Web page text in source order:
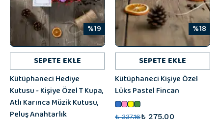
%19
SEPETE EKLE
Kütüphaneci Hediye
Kutusu - Kişiye Özel T Kupa,
Atlı Karınca Müzik Kutusu,
Peluş Anahtarlık
%18
SEPETE EKLE
Kütüphaneci Kişiye Özel
Lüks Pastel Fincan
₺ 337.16₺ 275.00